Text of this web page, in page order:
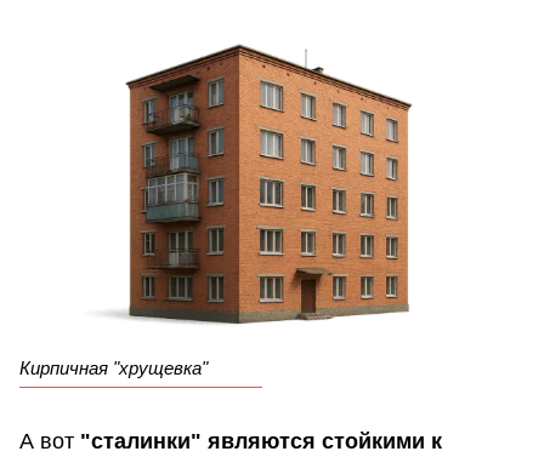
Кирпичная "хрущевка"
А вот "сталинки" являются стойкими к